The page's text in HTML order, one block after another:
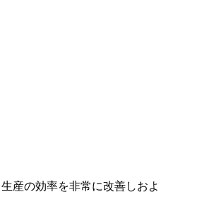
産の効率を非常に改善しおよ